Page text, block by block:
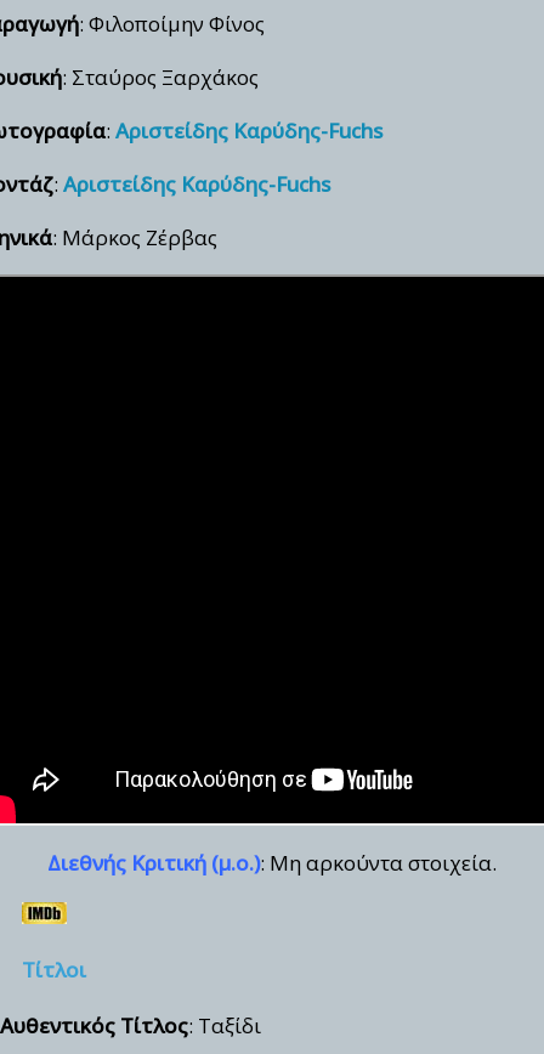
: Φιλοποίμην Φίνος
: Σταύρος Ξαρχάκος
: Αριστείδης Καρύδης-Fuchs
: Αριστείδης Καρύδης-Fuchs
: Μάρκος Ζέρβας
Διεθνής Κριτική (μ.ο.): Μη αρκούντα στοιχεία.
Τίτλοι
Αυθεντικός Τίτλος: Ταξίδι